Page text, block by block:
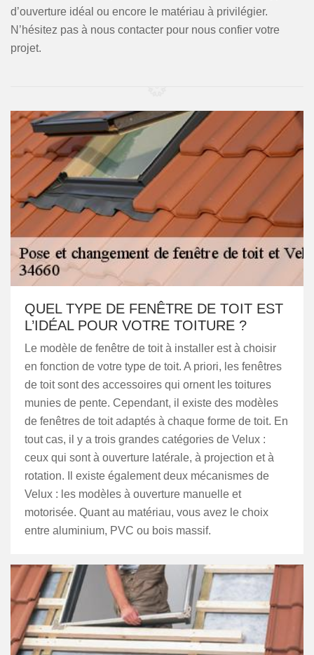
d’ouverture idéal ou encore le matériau à privilégier.
N’hésitez pas à nous contacter pour nous confier votre
projet.
QUEL TYPE DE FENÊTRE DE TOIT EST
L’IDÉAL POUR VOTRE TOITURE ?
Le modèle de fenêtre de toit à installer est à choisir
en fonction de votre type de toit. A priori, les fenêtres
de toit sont des accessoires qui ornent les toitures
munies de pente. Cependant, il existe des modèles
de fenêtres de toit adaptés à chaque forme de toit. En
tout cas, il y a trois grandes catégories de Velux :
ceux qui sont à ouverture latérale, à projection et à
rotation. Il existe également deux mécanismes de
Velux : les modèles à ouverture manuelle et
motorisée. Quant au matériau, vous avez le choix
entre aluminium, PVC ou bois massif.